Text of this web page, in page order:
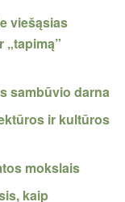
viešąsias
sambūvio darna
ir kultūros
mokslais
kaip